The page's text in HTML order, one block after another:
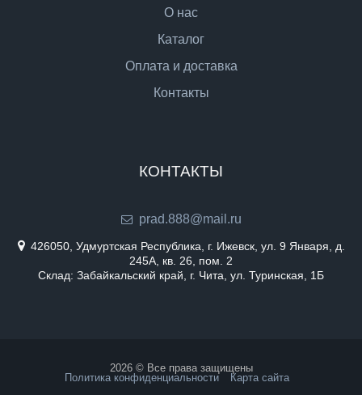
О нас
Каталог
Оплата и доставка
Контакты
КОНТАКТЫ
prad.888@mail.ru
426050, Удмуртская Республика, г. Ижевск, ул. 9 Января, д.
245А, кв. 26, пом. 2
Склад: Забайкальский край, г. Чита, ул. Туринская, 1Б
2026 © Все права защищены
Политика конфиденциальности
Карта сайта